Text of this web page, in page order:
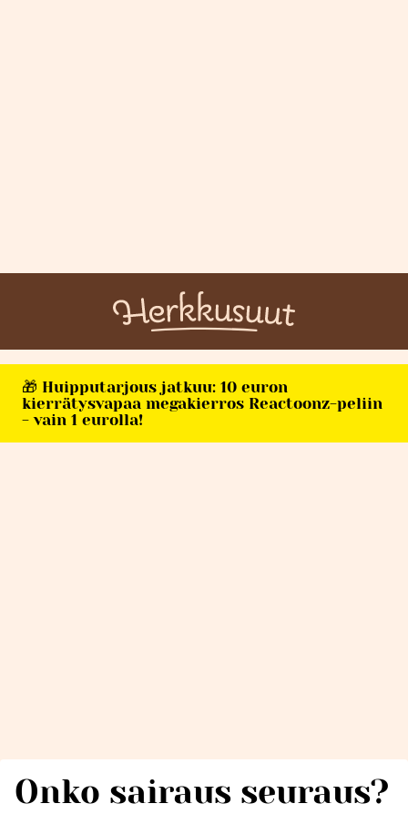
🎁 Huipputarjous jatkuu: 10 euron
kierrätysvapaa megakierros Reactoonz-peliin
- vain 1 eurolla!
Onko sairaus seuraus?